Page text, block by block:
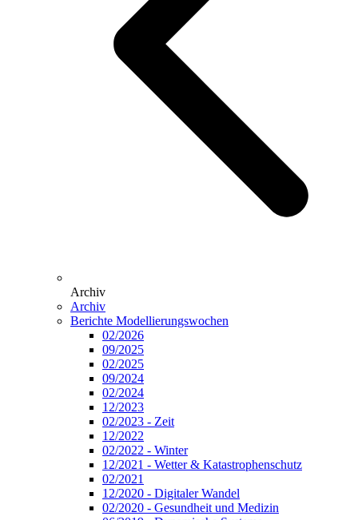
Archiv
Archiv
Berichte Modellierungswochen
02/2026
09/2025
02/2025
09/2024
02/2024
12/2023
02/2023 - Zeit
12/2022
02/2022 - Winter
12/2021 - Wetter & Katastrophenschutz
02/2021
12/2020 - Digitaler Wandel
02/2020 - Gesundheit und Medizin